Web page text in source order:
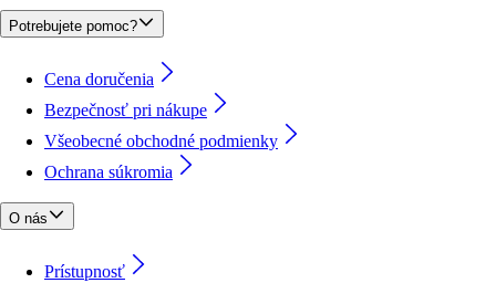
Potrebujete pomoc?
Cena doručenia
Bezpečnosť pri nákupe
Všeobecné obchodné podmienky
Ochrana súkromia
O nás
Prístupnosť